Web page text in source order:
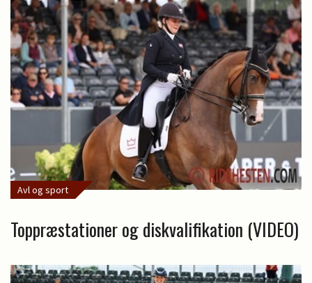
Avl og sport
Toppræstationer og diskvalifikation (VIDEO)